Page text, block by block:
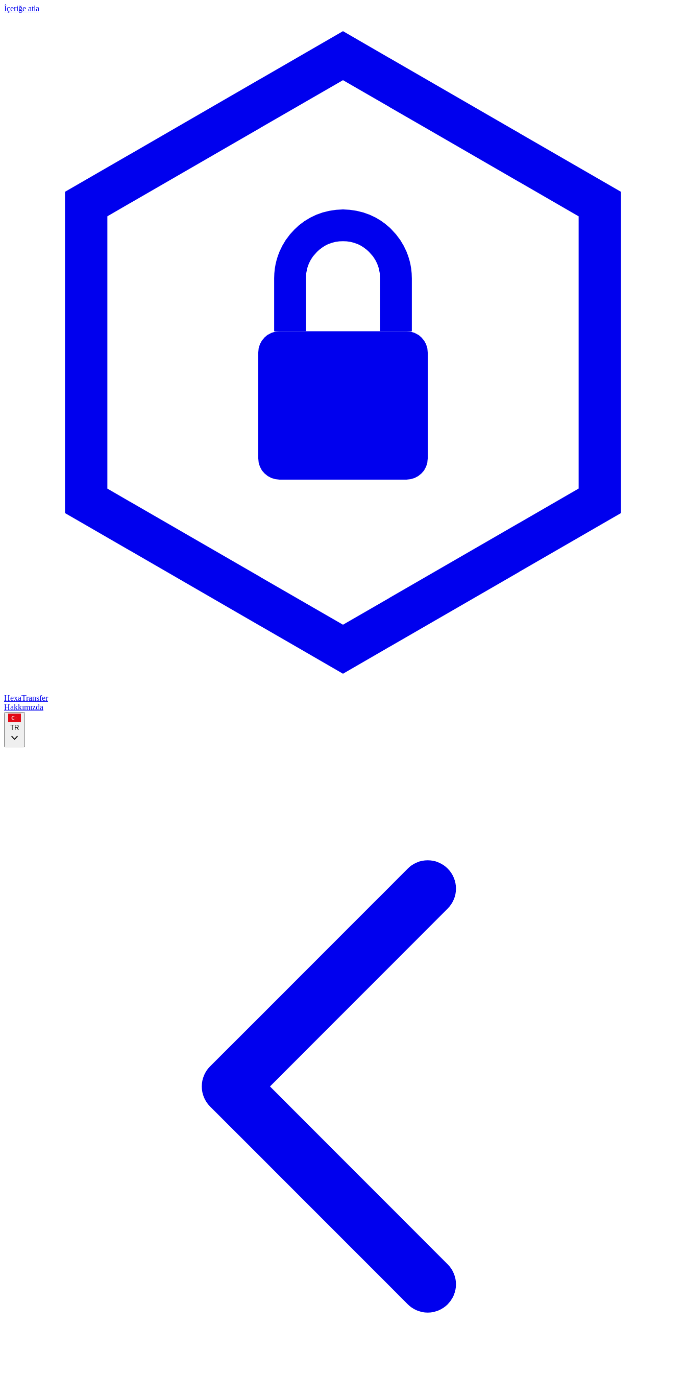
İçeriğe atla
HexaTransfer
Hakkımızda
TR